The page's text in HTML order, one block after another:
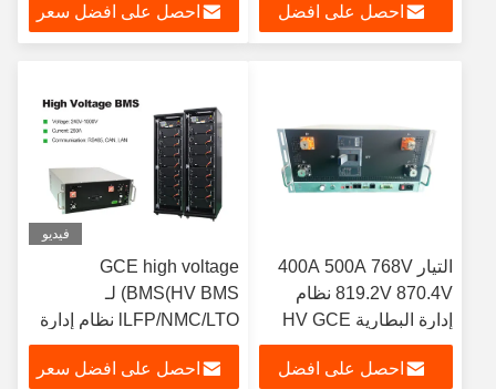
تثبيت الرف مصمم لـ
LiFePO4
احصل على افضل
لأنظمة ESS LFPاحصل على افضل سعر
التيار 400A 500A 768V
819.2V 870.4V نظام
إدارة البطارية HV GCE
BMS الحل العام 3A
التوازن النشط BMS لـ
احصل على افضل
فيديو
GCE high voltage
BMS(HV BMS) لـ
lLFP/NMC/LTO نظام إدارة
بطارية 250A 4U لجهاز
تخزين الطاقة
احصل على افضل سعر